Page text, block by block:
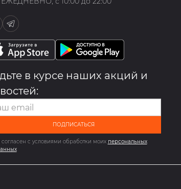
в курсе наших акций и
ПОДПИСАТЬСЯ
согласен с условиями обработки моих персональных